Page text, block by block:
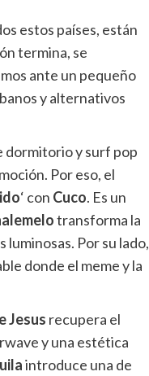
estos países, están
termina, se
ante un pequeño
y alternativos
dormitorio y surf pop
Por eso, el
‘ con Cuco. Es un
transforma la
Por su lado,
donde el meme y la
Jesus recupera el
y una estética
introduce una de